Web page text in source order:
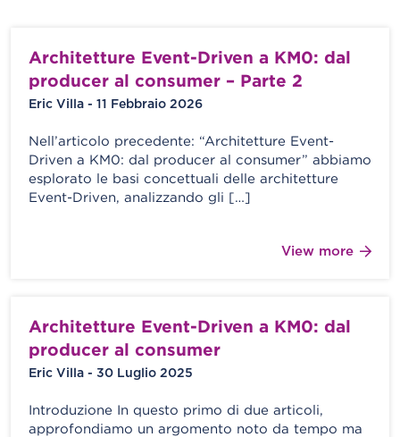
Architetture Event-Driven a KM0: dal
producer al consumer – Parte 2
Eric Villa - 11 Febbraio 2026
Nell’articolo precedente: “Architetture Event-
Driven a KM0: dal producer al consumer” abbiamo
esplorato le basi concettuali delle architetture
Event-Driven, analizzando gli […]
View more
Architetture Event-Driven a KM0: dal
producer al consumer
Eric Villa - 30 Luglio 2025
Introduzione In questo primo di due articoli,
approfondiamo un argomento noto da tempo ma